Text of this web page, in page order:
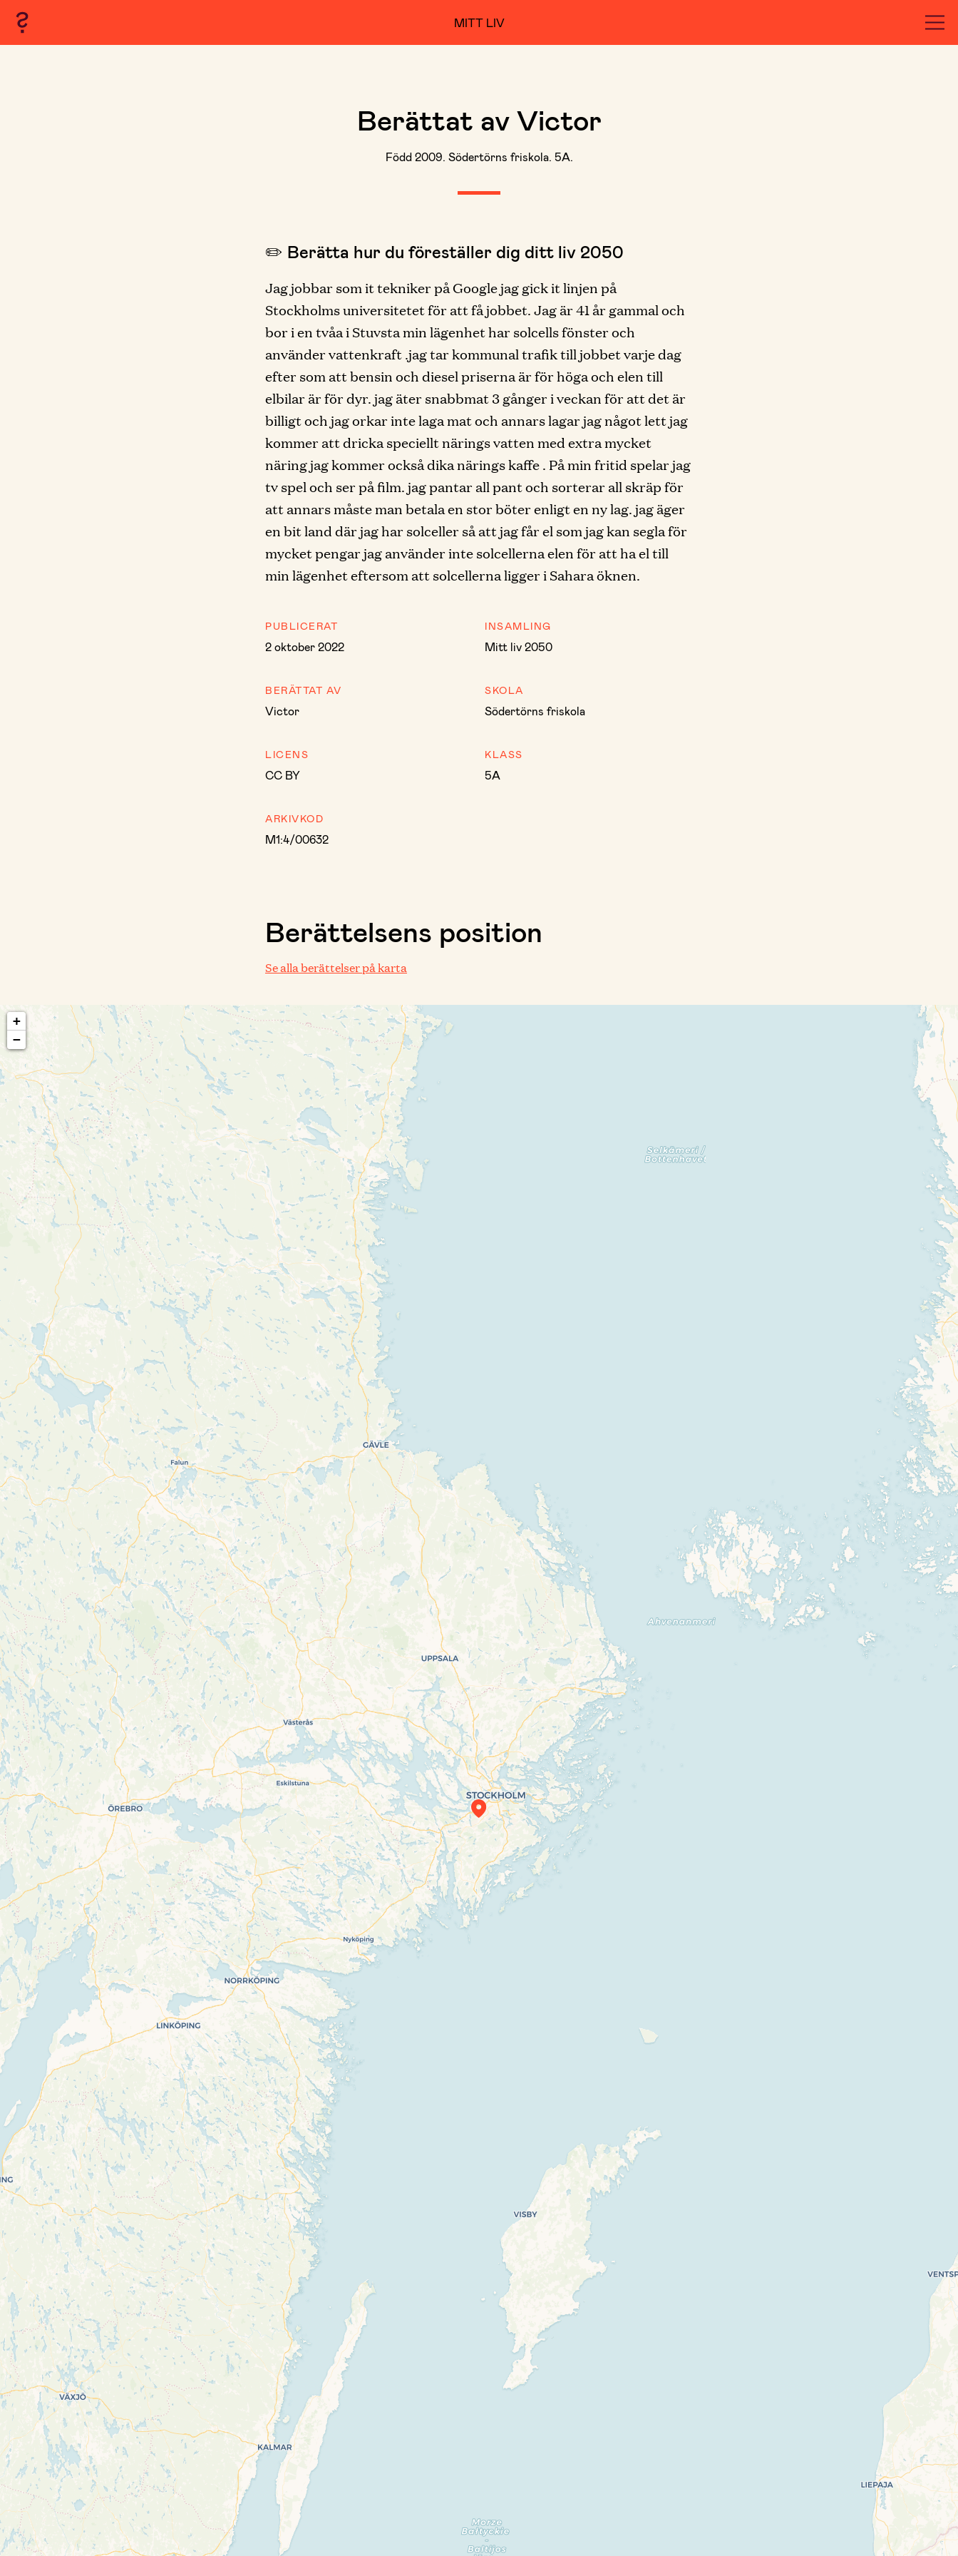
MITT LIV
Berättat av Victor
Född 2009. Södertörns friskola. 5A.
✏️ Berätta hur du föreställer dig ditt liv 2050
Jag jobbar som it tekniker på Google jag gick it linjen på
Stockholms universitetet för att få jobbet. Jag är 41 år gammal och
bor i en tvåa i Stuvsta min lägenhet har solcells fönster och
använder vattenkraft .jag tar kommunal trafik till jobbet varje dag
efter som att bensin och diesel priserna är för höga och elen till
elbilar är för dyr. jag äter snabbmat 3 gånger i veckan för att det är
billigt och jag orkar inte laga mat och annars lagar jag något lett jag
kommer att dricka speciellt närings vatten med extra mycket
näring jag kommer också dika närings kaffe . På min fritid spelar jag
tv spel och ser på film. jag pantar all pant och sorterar all skräp för
att annars måste man betala en stor böter enligt en ny lag. jag äger
en bit land där jag har solceller så att jag får el som jag kan segla för
mycket pengar jag använder inte solcellerna elen för att ha el till
min lägenhet eftersom att solcellerna ligger i Sahara öknen.
PUBLICERAT
2 oktober 2022
BERÄTTAT AV
Victor
LICENS
CC BY
ARKIVKOD
M1:4/00632
INSAMLING
Mitt liv 2050
SKOLA
Södertörns friskola
KLASS
5A
Berättelsens position
Se alla berättelser på karta
Travelers’ Map is loading…
If you see this after your page is loaded completely, leafletJS files are missing.
+
−